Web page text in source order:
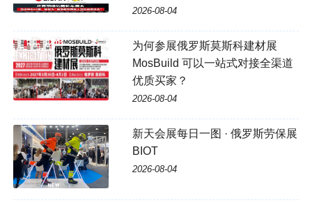
2026-08-04
为何参展俄罗斯莫斯科建材展
MosBuild 可以一站式对接全渠道
优质买家？
2026-08-04
新天会展每日一图 · 俄罗斯劳保展
BIOT
2026-08-04